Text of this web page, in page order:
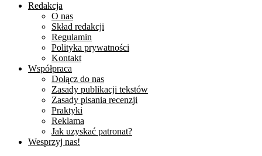
Redakcja
O nas
Skład redakcji
Regulamin
Polityka prywatności
Kontakt
Współpraca
Dołącz do nas
Zasady publikacji tekstów
Zasady pisania recenzji
Praktyki
Reklama
Jak uzyskać patronat?
Wesprzyj nas!